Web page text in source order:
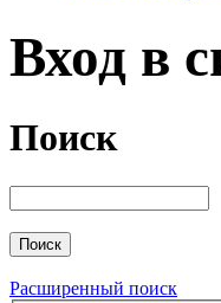
Вход в
Поиск
Расширенный поиск